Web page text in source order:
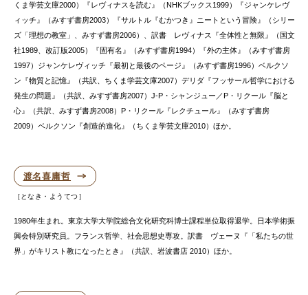
くま学芸文庫2000）『レヴィナスを読む』（NHKブックス1999）『ジャンケレヴ
ィッチ』（みすず書房2003）『サルトル『むかつき』ニートという冒険』（シリー
ズ「理想の教室」、みすず書房2006）、訳書 レヴィナス『全体性と無限』（国文
社1989、改訂版2005）『固有名』（みすず書房1994）『外の主体』（みすず書房
1997）ジャンケレヴィッチ『最初と最後のページ』（みすず書房1996）ベルクソ
ン『物質と記憶』（共訳、ちくま学芸文庫2007）デリダ『フッサール哲学における
発生の問題』（共訳、みすず書房2007）J-P・シャンジュー／P・リクール『脳と
心』（共訳、みすず書房2008）P・リクール『レクチュール』（みすず書房
2009）ベルクソン『創造的進化』（ちくま学芸文庫2010）ほか。
渡名喜庸哲
となき・ようてつ
1980年生まれ。東京大学大学院総合文化研究科博士課程単位取得退学。日本学術振
興会特別研究員。フランス哲学、社会思想史専攻。訳書 ヴェーヌ『「私たちの世
界」がキリスト教になったとき』（共訳、岩波書店 2010）ほか。